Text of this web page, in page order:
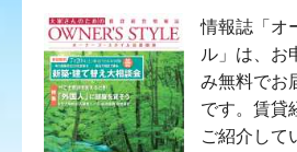
情報誌「オ
ル」は、お
み無料でお
です。賃貸
ご紹介して